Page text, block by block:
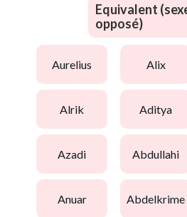
Equivalent
opposé)
aurelius alix
alrik aditya
azadi abdullahi
anuar abdelkrime